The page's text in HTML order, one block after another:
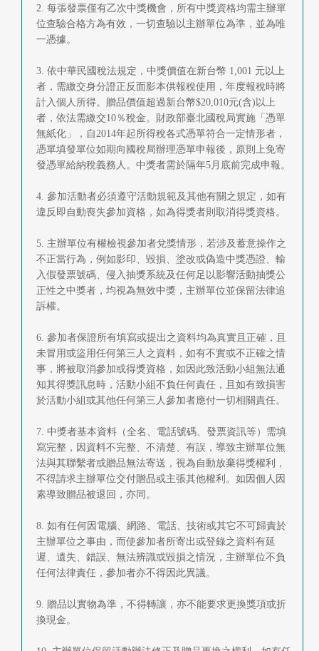
2. 每張發票僅有乙次中獎機會，所有中獎資格均需主辦單
位查驗合格方為有效，一切查驗以主辦單位為準，並為唯
一憑據。
3. 依中華民國稅法規定，中獎價值在新台幣 1,001 元以上
者，需繳交身分證正反面影本供報稅使用，年度報稅時將
計入個人所得。贈品價值超過新台幣$20,010元(含)以上
者，依法需繳交10％稅金。財政部臺北國稅局實施「憑單
無紙化」，自2014年起所得稅各式憑單符合一定情形者，
憑單填發單位如期向國稅局辦理憑單申報後，原則上免寄
發憑單給納稅義務人。中獎者需於隔年5月底前完成申報。
4. 參加活動者必須遵守活動規範及其他有關之規定，如有
違反即自動喪失參加資格，如為得獎者則取消得獎資格。
5. 主辦單位有權檢視參加者兌獎情形，若涉及蓄意操作之
不正當行為，例如影印、毀損、塗改或偽造中獎憑證、輸
入假發票號碼、侵入抽獎系統及任何足以影響活動抽獎公
正性之中獎者，均視為無效中獎，主辦單位並保留法律追
訴權。
6. 參加者保證所有填寫或提出之資料均為真實且正確，且
未冒用或盜用任何第三人之資料，如有不實或不正確之情
事，將被取消參加或得獎資格，如因此致活動小組無法通
知其得獎訊息時，活動小組不負任何責任，且如有致損害
於活動小組或其他任何第三人參加者應付一切相關責任。
7. 中獎者基本資料（全名、電話號碼、發票資訊等）需填
寫完整，因資料不完整、不清楚、有誤，導致主辦單位無
法與其聯繫者或贈品無法寄送，視為自動放棄得獎權利，
不得請求主辦單位交付贈品或主張其他權利。如因個人因
素導致贈品被退回，亦同。
8. 如有任何因電腦、網路、電話、技術或其它不可歸責於
主辦單位之事由，而使參加者所寄出或登錄之資料有延
遲、遺失、錯誤、無法辨識或毀損之情況，主辦單位不負
任何法律責任，參加者亦不得因此異議。
9. 贈品以實物為準，不得轉讓，亦不能要求更換獎項或折
換現金。